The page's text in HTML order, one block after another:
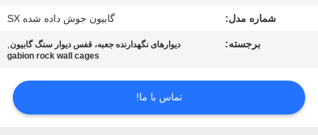
تماس
اخبار
شماره مدل: گابیون جوش داده شده SX
برجسته: دیوارهای نگهدارنده جعبه، قفس دیوار سنگ گابیون,
gabion rock wall cages
تماس با ما!